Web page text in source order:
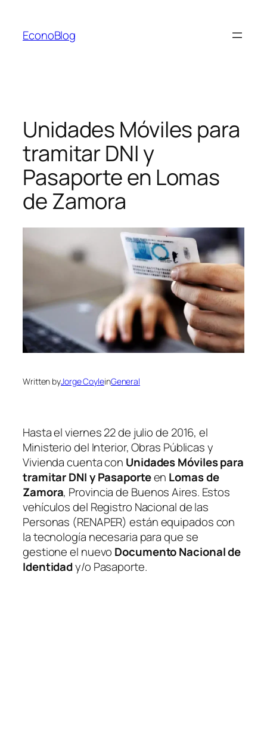
contenido
EconoBlog
Unidades Móviles para
tramitar DNI y
Pasaporte en Lomas
de Zamora
Written byJorge CoyleinGeneral
Hasta el viernes 22 de julio de 2016, el
Ministerio del Interior, Obras Públicas y
Vivienda cuenta con Unidades Móviles para
tramitar DNI y Pasaporteen Lomas de
Zamora, Provincia de Buenos Aires. Estos
vehículos del Registro Nacional de las
Personas (RENAPER) están equipados con
la tecnología necesaria para que se
gestione el nuevo Documento Nacional de
Identidady/o Pasaporte.